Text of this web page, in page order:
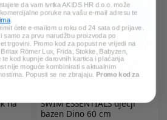
na
SWIM ESSENTIALSdječji
bazen Dino 60 cm
da vam tvrtka AKIDS HR d.o.o. može
poruke na vašu e-mail adresu te
.
ćete e-mailom u roku od 24 sata od prijave.
samo za prvu narudžbu proizvoda po
trgovini. Promo kod za popust ne vrijedi na
Römer Lux, Frida, Stokke, Babyzen,
te kod kupnje darovnih kartica i plaćanja
nije moguće kombinirati s aktualnim
Popusti se ne zbrajaju. Promo kod za